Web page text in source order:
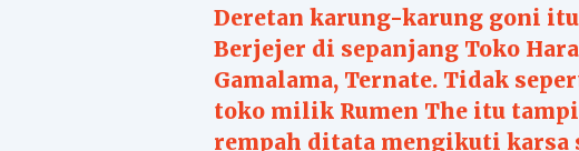
Deretan karung-karung goni
Berjejer di sepanjang Toko
Gamalama, Ternate. Tidak
toko milik Rumen The itu
rempah ditata mengikuti karsa